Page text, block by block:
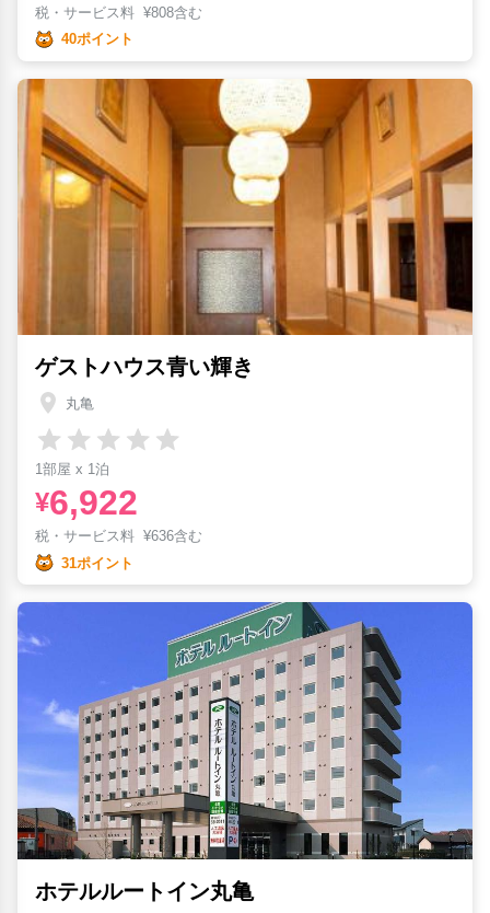
税・サービス料 ¥808含む
40ポイント
ゲストハウス青い輝き
丸亀
1部屋 x 1泊
¥6,922
税・サービス料 ¥636含む
31ポイント
ホテルルートイン丸亀